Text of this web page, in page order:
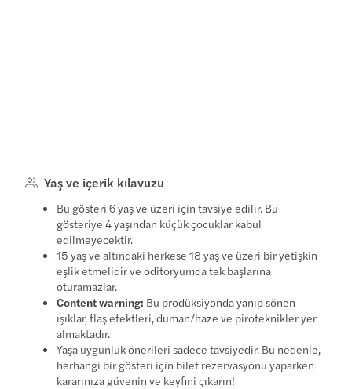
Yaş ve içerik kılavuzu
Bu gösteri 6 yaş ve üzeri için tavsiye edilir. Bu
gösteriye 4 yaşından küçük çocuklar kabul
edilmeyecektir.
15 yaş ve altındaki herkese 18 yaş ve üzeri bir yetişkin
eşlik etmelidir ve oditoryumda tek başlarına
oturamazlar.
Content warning: Bu prodüksiyonda yanıp sönen
ışıklar, flaş efektleri, duman/haze ve piroteknikler yer
almaktadır.
Yaşa uygunluk önerileri sadece tavsiyedir. Bu nedenle,
herhangi bir gösteri için bilet rezervasyonu yaparken
kararınıza güvenin ve keyfini çıkarın!